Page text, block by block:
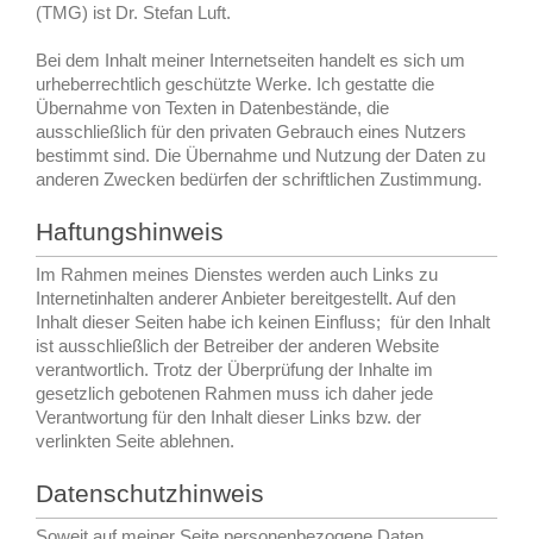
(TMG) ist Dr. Stefan Luft.
Bei dem Inhalt meiner Internetseiten handelt es sich um
urheberrechtlich geschützte Werke. Ich gestatte die
Übernahme von Texten in Datenbestände, die
ausschließlich für den privaten Gebrauch eines Nutzers
bestimmt sind. Die Übernahme und Nutzung der Daten zu
anderen Zwecken bedürfen der schriftlichen Zustimmung.
Haftungshinweis
Im Rahmen meines Dienstes werden auch Links zu
Internetinhalten anderer Anbieter bereitgestellt. Auf den
Inhalt dieser Seiten habe ich keinen Einfluss; für den Inhalt
ist ausschließlich der Betreiber der anderen Website
verantwortlich. Trotz der Überprüfung der Inhalte im
gesetzlich gebotenen Rahmen muss ich daher jede
Verantwortung für den Inhalt dieser Links bzw. der
verlinkten Seite ablehnen.
Datenschutzhinweis